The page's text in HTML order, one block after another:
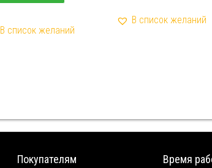
В список желаний
В список желаний
Покупателям Время